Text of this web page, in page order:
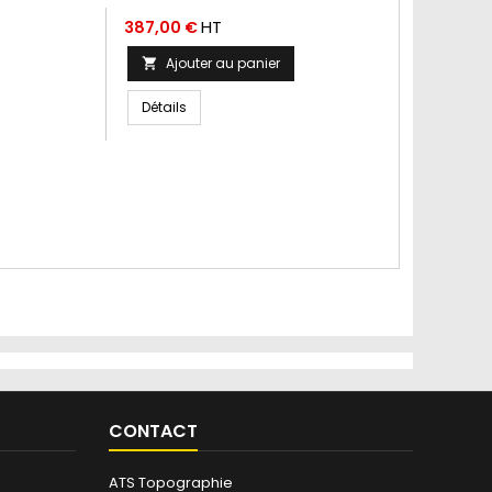
Prix
387,00 €HT
 Ajouter au panier
Détails
CONTACT
ATS Topographie